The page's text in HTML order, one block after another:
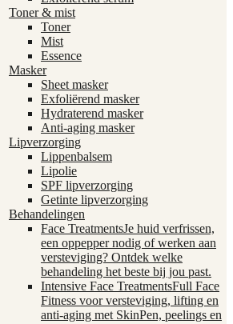
Toner & mist
Toner
Mist
Essence
Masker
Sheet masker
Exfoliërend masker
Hydraterend masker
Anti-aging masker
Lipverzorging
Lippenbalsem
Lipolie
SPF lipverzorging
Getinte lipverzorging
Behandelingen
Face TreatmentsJe huid verfrissen,
een oppepper nodig of werken aan
versteviging? Ontdek welke
behandeling het beste bij jou past.
Intensive Face TreatmentsFull Face
Fitness voor versteviging, lifting en
anti-aging met SkinPen, peelings en